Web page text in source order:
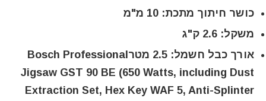
כושר חיתוך מתכת: 10 מ"מ
משקל: 2.6 ק"ג
אורך כבל חשמל: 2.5 מטרBosch Professional
Jigsaw GST 90 BE (650 Watts, including Dust
Extraction Set, Hex Key WAF 5, Anti-Splinter